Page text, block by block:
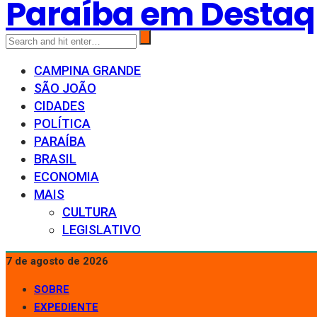
Paraíba em
CAMPINA GRANDE
SÃO JOÃO
CIDADES
POLÍTICA
PARAÍBA
BRASIL
ECONOMIA
MAIS
CULTURA
LEGISLATIVO
7 de agosto de 2026
SOBRE
EXPEDIENTE